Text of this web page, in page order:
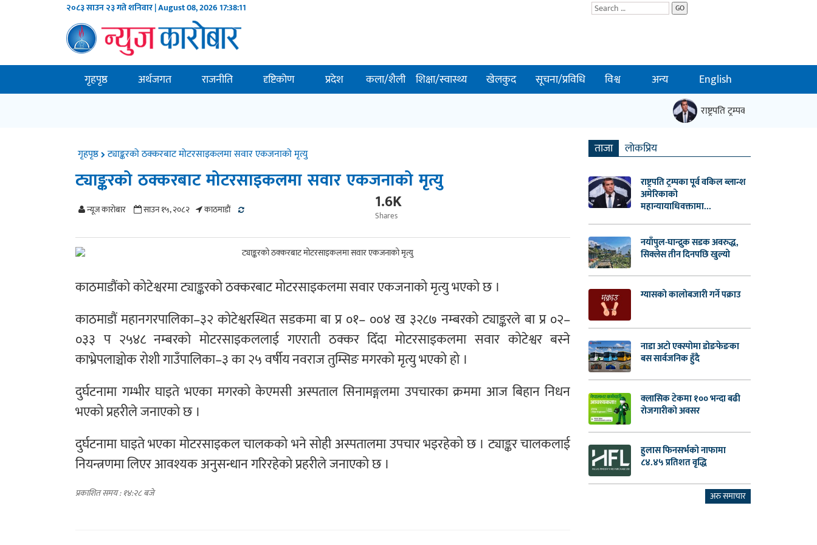
२०८३ साउन २३ गते शनिवार | August 08, 202617:38:12 GO
गृहपृष्ठ अर्थजगत राजनीति दृष्टिकोण प्रदेश कला/शैली शिक्षा/स्वास्थ्य खेलकुद सूचना/प्रविधि विश्व अन्य English
राष्ट्रपति ट्रम्पका पूर्व वकिल
गृहपृष्ठ ट्याङ्करको ठक्करबाट मोटरसाइकलमा सवार एकजनाको मृत्यु
ट्याङ्करको ठक्करबाट मोटरसाइकलमा सवार एकजनाको मृत्यु
न्यूज काराेबार साउन १५, २०८२ काठमाडाैं 1.6K
Shares
काठमाडौंको कोटेश्वरमा ट्याङ्करको ठक्करबाट मोटरसाइकलमा सवार एकजनाको मृत्यु भएको छ ।
काठमाडौं महानगरपालिका–३२ कोटेश्वरस्थित सडकमा बा प्र ०१– ००४ ख ३२८७ नम्बरको ट्याङ्करले बा प्र ०२–
०३३ प २५४८ नम्बरको मोटरसाइकललाई गएराती ठक्कर दिँदा मोटरसाइकलमा सवार कोटेश्वर बस्ने
काभ्रेपलाञ्चोक रोशी गाउँपालिका–३ का २५ वर्षीय नवराज तुम्सिङ मगरको मृत्यु भएको हो ।
दुर्घटनामा गम्भीर घाइते भएका मगरको केएमसी अस्पताल सिनामङ्गलमा उपचारका क्रममा आज बिहान निधन
भएको प्रहरीले जनाएको छ ।
दुर्घटनामा घाइते भएका मोटरसाइकल चालकको भने सोही अस्पतालमा उपचार भइरहेको छ । ट्याङ्कर चालकलाई
नियन्त्रणमा लिएर आवश्यक अनुसन्धान गरिरहेको प्रहरीले जनाएको छ ।
प्रकाशित समय : १४:२८ बजे
ताजा लाेकप्रिय
राष्ट्रपति ट्रम्पका पूर्व वकिल ब्लान्श
अमेरिकाको
महान्यायाधिवक्तामा...
नयाँपुल-घान्द्रुक सडक अवरुद्ध,
सिक्लेस तीन दिनपछि खुल्यो
ग्यासको कालोबजारी गर्ने पक्राउ
नाडा अटो एक्स्पोमा डोङफेङका
बस सार्वजनिक हुँदै
क्लासिक टेकमा १०० भन्दा बढी
रोजगारीको अवसर
हुलास फिनसर्भको नाफामा
८४.४५ प्रतिशत वृद्धि
अरु समाचार